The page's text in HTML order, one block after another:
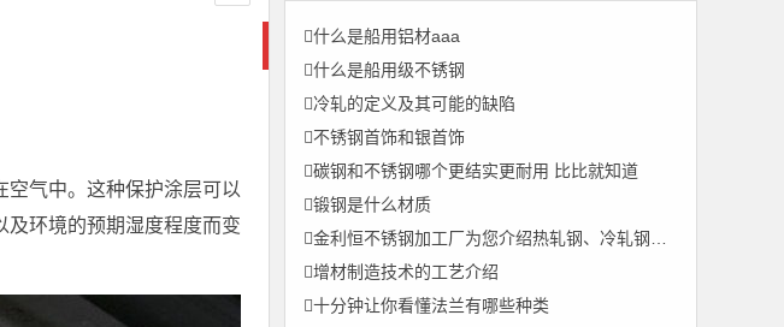
气中。这种保护涂层可以
及环境的预期湿度程度而变
什么是船用铝材aaa
什么是船用级不锈钢
冷轧的定义及其可能的缺陷
不锈钢首饰和银首饰
碳钢和不锈钢哪个更结实更耐用 比比就知道
锻钢是什么材质
金利恒不锈钢加工厂为您介绍热轧钢、冷轧钢和冷拉钢他们之间的区别
增材制造技术的工艺介绍
十分钟让你看懂法兰有哪些种类